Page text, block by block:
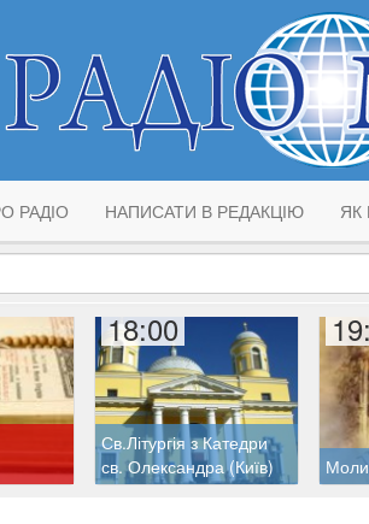
РАДІО НАПИСАТИ В РЕДАКЦІЮ ЯК
18:00
Св.Літургія з Катедри
св. Олександра (Київ)